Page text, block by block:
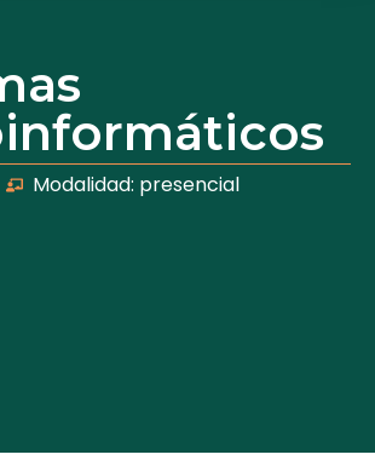
Modalidad: presencial